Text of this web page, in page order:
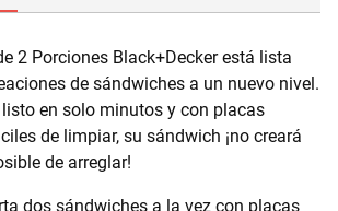
2 Porciones Black+Decker está lista
de sándwiches a un nuevo nivel.
en solo minutos y con placas
de limpiar, su sándwich ¡no creará
de arreglar!
dos sándwiches a la vez con placas